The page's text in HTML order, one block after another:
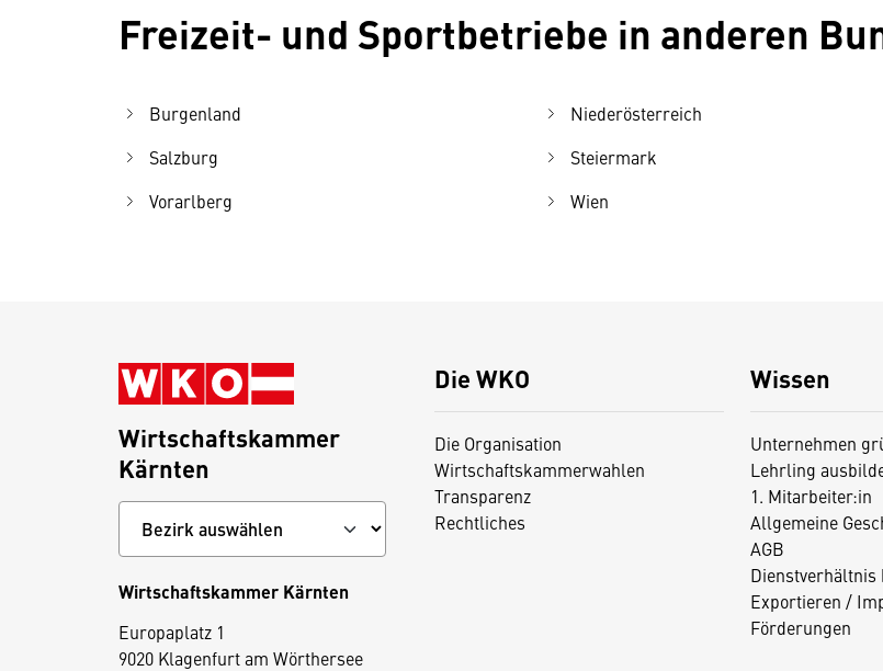
Freizeit- und Sportbetriebe in anderen
Burgenland Niederösterreich
Salzburg
Steiermark
Vorarlberg
Wien
Die WKO
Die Organisation
Wirtschaftskammerwahlen
Transparenz
Rechtliches
Wissen
Unternehmen
Lehrling
1. Mitarbeiter:in
Allgemeine
AGB
Dienstverhältnis
Exportieren /
Förderungen
Wirtschaftskammer
Kärnten
Wirtschaftskammer Kärnten
Europaplatz 1
9020 Klagenfurt am Wörthersee